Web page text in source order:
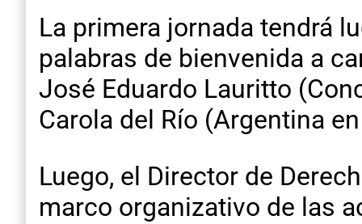
La primera jornada tendrá
palabras de bienvenida a
José Eduardo Lauritto
Carola del Río (Argentina
Luego, el Director de
marco organizativo de las